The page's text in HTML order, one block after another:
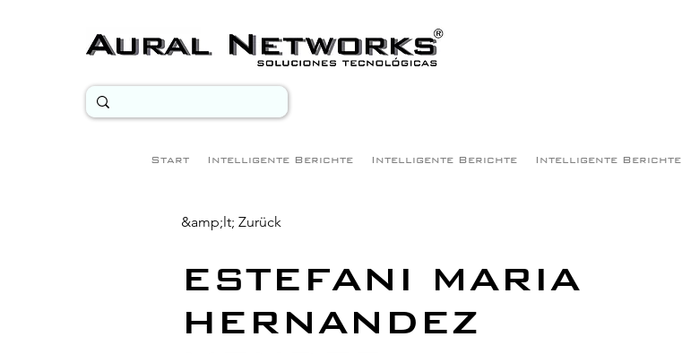
Start Intelligente Berichte Intelligente Berichte Intelligente Berichte
&amp;lt; Zurück
ESTEFANI MARIA
HERNANDEZ